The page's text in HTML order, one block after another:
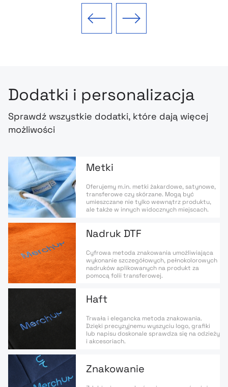
Poprzedni slajd Następny slajd
Dodatki i personalizacja
Sprawdź wszystkie dodatki, które dają więcej
możliwości
Metki
Oferujemy m.in. metki żakardowe, satynowe,
transferowe czy skórzane. Mogą być
umieszczane nie tylko wewnątrz produktu,
ale także w innych widocznych miejscach.
Nadruk DTF
Cyfrowa metoda znakowania umożliwiająca
wykonanie szczegółowych, pełnokolorowych
nadruków aplikowanych na produkt za
pomocą folii transferowej.
Haft
Trwała i elegancka metoda znakowania.
Dzięki precyzyjnemu wyszyciu logo, grafiki
lub napisu doskonale sprawdza się na odzieży
i akcesoriach.
Znakowanie